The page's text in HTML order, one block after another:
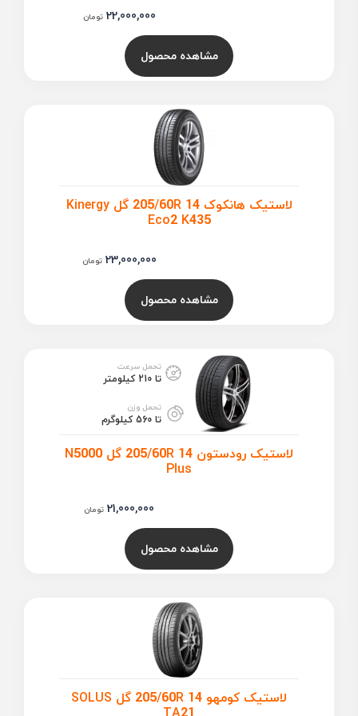
22,000,000 تومان
مشاهده محصول
لاستیک هانکوک 205/60R 14 گل Kinergy
Eco2 K435
23,000,000 تومان
مشاهده محصول
تحمل سرعت
تا 210 کیلومتر
تحمل وزن
تا 560 کیلوگرم
لاستیک رودستون 205/60R 14 گل N5000
Plus
21,000,000 تومان
مشاهده محصول
لاستیک کومهو 205/60R 14 گل SOLUS